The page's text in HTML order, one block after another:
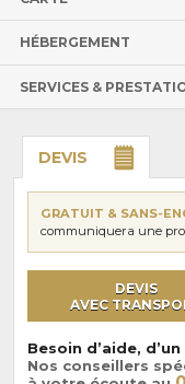
HÉBERGEMENT
SERVICES &
DEVIS
GRATUIT & SANS-
communiquera une
DEVIS
AVEC
Besoin d’aide,
Nos conseillers